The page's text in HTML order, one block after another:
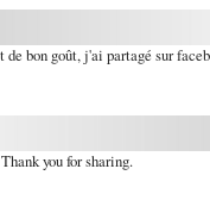
bon goût, j'ai partagé sur
you for sharing.